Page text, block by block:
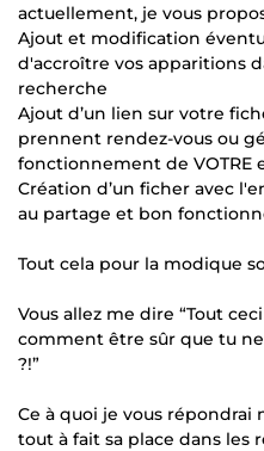
actuellement, je vous
Ajout et modification
d'accroître vos apparitions
recherche
Ajout d’un lien sur votre
prennent rendez-vous ou
fonctionnement de VOTRE
Création d’un ficher avec
au partage et bon
Tout cela pour la modique
Vous allez me dire “Tout
comment être sûr que tu
?!”
Ce à quoi je vous répondrai
tout à fait sa place dans les